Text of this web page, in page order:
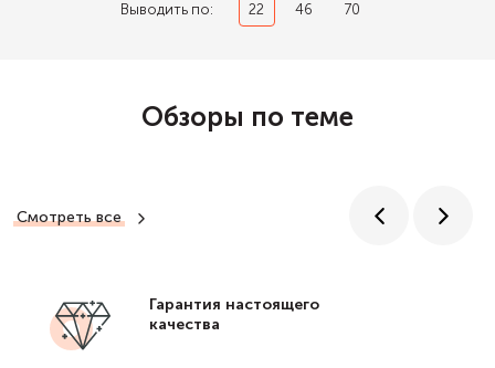
Выводить по: 22 46 70
Обзоры по теме
Смотреть все
Гарантия настоящего
качества